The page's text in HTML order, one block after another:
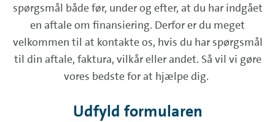
spørgsmål både før, under og efter, at du har indgået
en aftale om finansiering. Derfor er du meget
velkommen til at kontakte os, hvis du har spørgsmål
til din aftale, faktura, vilkår eller andet. Så vil vi gøre
vores bedste for at hjælpe dig.
Udfyld formularen